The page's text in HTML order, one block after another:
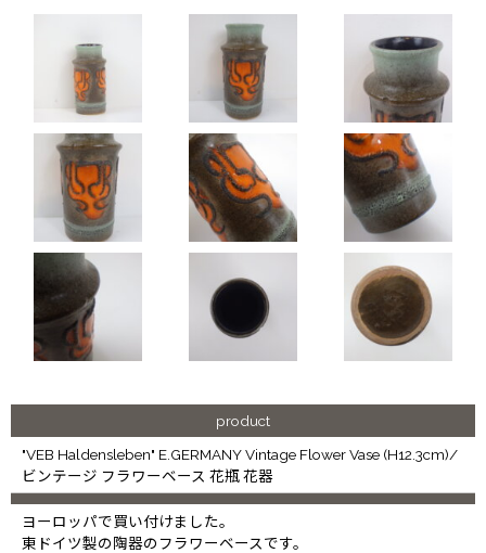
product
"VEB Haldensleben" E.GERMANY Vintage Flower Vase (H12.3cm)/
ビンテージ フラワーベース 花瓶 花器
ヨーロッパで買い付けました。
東ドイツ製の陶器のフラワーベースです。